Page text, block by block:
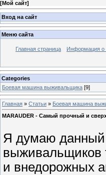
[Мой сайт]
Вход на сайт
Меню сайта
Главная страница Информация о
Categories
Боевая машина выживальщика [9]
Главная » Статьи » Боевая машина
MARAUDER - Самый прочный и
Я думаю данный
выживальщиков
и внедорожных